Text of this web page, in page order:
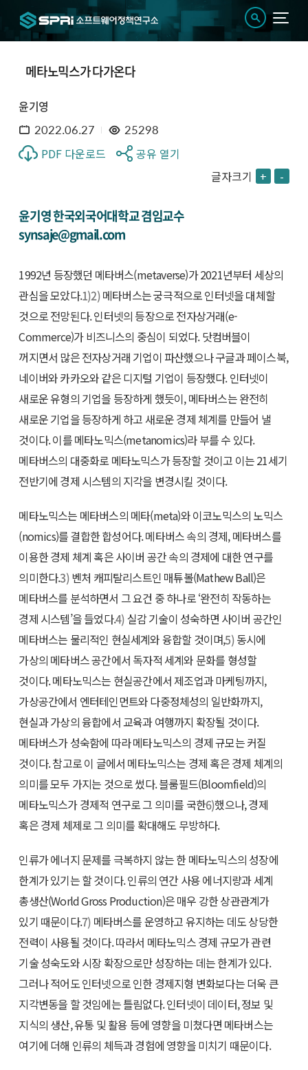
메타노믹스가 다가온다
윤기영
2022.06.27 25298
PDF 다운로드
공유 열기
글자크기 + -
윤기영 한국외국어대학교 겸임교수
synsaje@gmail.com
1992년 등장했던 메타버스(metaverse)가 2021년부터 세상의
관심을 모았다.1)2)메타버스는 궁극적으로 인터넷을 대체할
것으로 전망된다. 인터넷의 등장으로 전자상거래(e-
Commerce)가 비즈니스의 중심이 되었다. 닷컴버블이
꺼지면서 많은 전자상거래 기업이 파산했으나 구글과 페이스북,
네이버와 카카오와 같은 디지털 기업이 등장했다. 인터넷이
새로운 유형의 기업을 등장하게 했듯이, 메타버스는 완전히
새로운 기업을 등장하게 하고 새로운 경제 체계를 만들어 낼
것이다. 이를 메타노믹스(metanomics)라 부를 수 있다.
메타버스의 대중화로 메타노믹스가 등장할 것이고 이는 21세기
전반기에 경제 시스템의 지각을 변경시킬 것이다.
메타노믹스는 메타버스의 메타(meta)와 이코노믹스의 노믹스
(nomics)를 결합한 합성어다. 메타버스 속의 경제, 메타버스를
이용한 경제 체계 혹은 사이버 공간 속의 경제에 대한 연구를
의미한다.3)벤처 캐피탈리스트인 매튜볼(Mathew Ball)은
메타버스를 분석하면서 그 요건 중 하나로 ‘완전히 작동하는
경제 시스템’을 들었다.4)실감 기술이 성숙하면 사이버 공간인
메타버스는 물리적인 현실세계와 융합할 것이며,5)동시에
가상의 메타버스 공간에서 독자적 세계와 문화를 형성할
것이다. 메타노믹스는 현실공간에서 제조업과 마케팅까지,
가상공간에서 엔터테인먼트와 다중정체성의 일반화까지,
현실과 가상의 융합에서 교육과 여행까지 확장될 것이다.
메타버스가 성숙함에 따라 메타노믹스의 경제 규모는 커질
것이다. 참고로 이 글에서 메타노믹스는 경제 혹은 경제 체계의
의미를 모두 가지는 것으로 썼다. 블룸필드(Bloomfield)의
메타노믹스가 경제적 연구로 그 의미를 국한6)했으나, 경제
혹은 경제 체제로 그 의미를 확대해도 무방하다.
인류가 에너지 문제를 극복하지 않는 한 메타노믹스의 성장에
한계가 있기는 할 것이다. 인류의 연간 사용 에너지량과 세계
총생산(World Gross Production)은 매우 강한 상관관계가
있기 때문이다.7) 메타버스를 운영하고 유지하는 데도 상당한
전력이 사용될 것이다. 따라서 메타노믹스 경제 규모가 관련
기술 성숙도와 시장 확장으로만 성장하는 데는 한계가 있다.
그러나 적어도 인터넷으로 인한 경제지형 변화보다는 더욱 큰
지각변동을 할 것임에는 틀림없다. 인터넷이 데이터, 정보 및
지식의 생산, 유통 및 활용 등에 영향을 미쳤다면 메타버스는
여기에 더해 인류의 체득과 경험에 영향을 미치기 때문이다.